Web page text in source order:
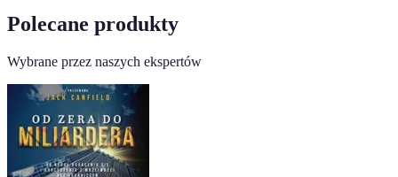
Polecane produkty
Wybrane przez naszych ekspertów